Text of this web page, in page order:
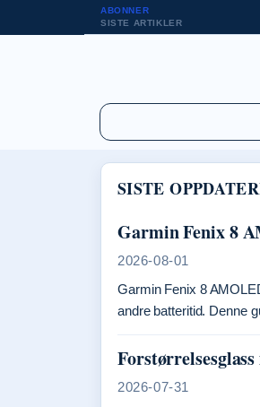
ABONNER
SISTE ARTIKLER
SISTE
Garmin Fenix 8
2026-08-01
Garmin Fenix 8
andre batteritid. Denne
2026-07-31